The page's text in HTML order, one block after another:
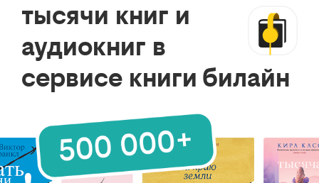
тысячи книг и
аудиокниг в
сервисе книги билайн